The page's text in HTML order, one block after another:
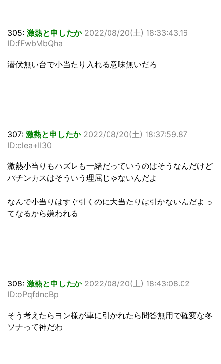
305: 激熱と申したか 2022/08/20(土) 18:33:43.16
ID:fFwbMbQha
潜伏無い台で小当たり入れる意味無いだろ
307: 激熱と申したか 2022/08/20(土) 18:37:59.87
ID:clea+II30
激熱小当りもハズレも一緒だっていうのはそうなんだけど
パチンカスはそういう理屈じゃないんだよ
なんで小当りはすぐ引くのに大当たりは引かないんだよっ
てなるから嫌われる
308: 激熱と申したか 2022/08/20(土) 18:43:08.02
ID:oPqfdncBp
そう考えたらヨン様が車に引かれたら問答無用で確変な冬
ソナって神だわ